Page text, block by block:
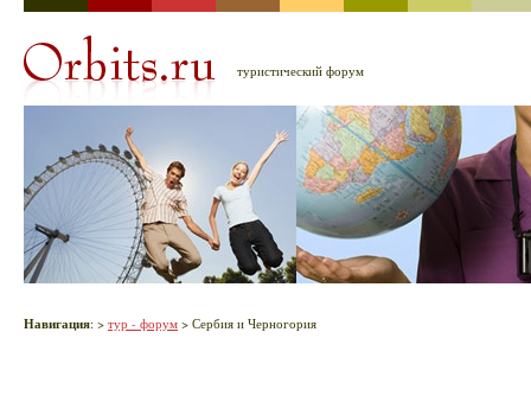
туристический форум
Навигация: > тур - форум > Сербия и Черногория